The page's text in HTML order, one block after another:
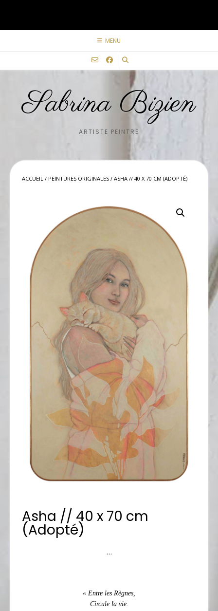
MENU
Sabrina Bizien
ARTISTE PEINTRE
ACCUEIL / PEINTURES ORIGINALES / ASHA // 40 X 70 CM (ADOPTÉ)
Asha // 40 x 70 cm
(Adopté)
…
« Entre les Règnes,
Circule la vie.